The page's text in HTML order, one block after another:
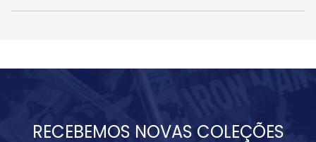
RECEBEMOS NOVAS COLEÇÕES